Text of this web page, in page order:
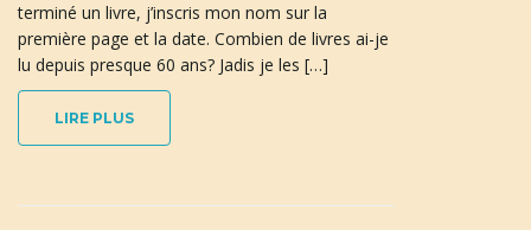
terminé un livre, j’inscris mon nom sur la
première page et la date. Combien de livres ai-je
lu depuis presque 60 ans? Jadis je les […]
LIRE PLUS